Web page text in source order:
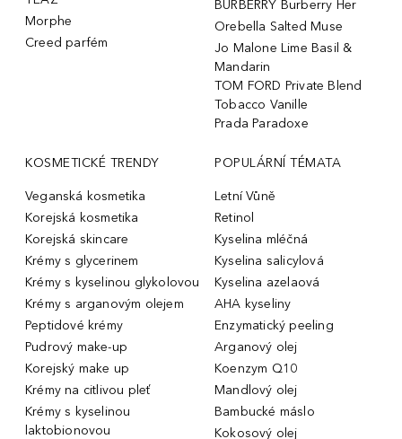
Morphe
Creed parfém
BURBERRY Burberry Her
Orebella Salted Muse
Jo Malone Lime Basil &
Mandarin
TOM FORD Private Blend
Tobacco Vanille
Prada Paradoxe
KOSMETICKÉ TRENDY
Veganská kosmetika
Korejská kosmetika
Korejská skincare
Krémy s glycerinem
Krémy s kyselinou glykolovou
Krémy s arganovým olejem
Peptidové krémy
Pudrový make-up
Korejský make up
Krémy na citlivou pleť
Krémy s kyselinou
laktobionovou
POPULÁRNÍ TÉMATA
Letní Vůně
Retinol
Kyselina mléčná
Kyselina salicylová
Kyselina azelaová
AHA kyseliny
Enzymatický peeling
Arganový olej
Koenzym Q10
Mandlový olej
Bambucké máslo
Kokosový olej